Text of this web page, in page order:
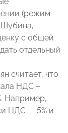
(режим
с общей
отдельный
считает, что
НДС –
Например,
НДС — 5% и